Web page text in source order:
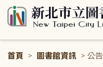
首頁 > 圖書館資訊 > 公